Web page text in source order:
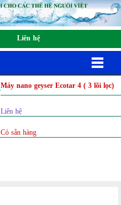
Liên hệ
Máy nano geyser Ecotar 4 ( 3 lõi lọc)
Liên hệ
Có sẵn hàng